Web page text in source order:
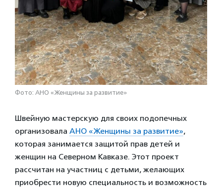
Фото: АНО «Женщины за развитие»
Швейную мастерскую для своих подопечных
организовала АНО «Женщины за развитие»,
которая занимается защитой прав детей и
женщин на Северном Кавказе. Этот проект
рассчитан на участниц с детьми, желающих
приобрести новую специальность и возможность